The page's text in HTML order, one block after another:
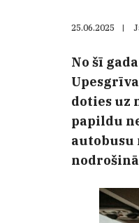
25.06.2025 |
No šī
doties uz
papildu
autobusu